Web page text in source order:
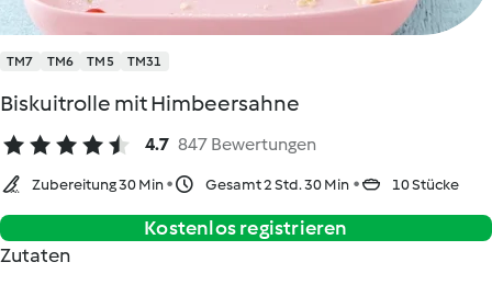
TM7 TM6 TM5 TM31
Biskuitrolle mit Himbeersahne
4.7 847 Bewertungen
Zubereitung 30 Min Gesamt 2 Std. 30 Min 10 Stücke
Kostenlos registrieren
Zutaten